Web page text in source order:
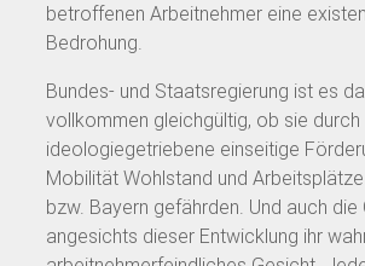
betroffenen Arbeitnehmer eine
Bedrohung.
Bundes- und Staatsregierung ist es
vollkommen gleichgültig, ob sie durch
ideologiegetriebene einseitige
Mobilität Wohlstand und
bzw. Bayern gefährden. Und auch die
angesichts dieser Entwicklung ihr